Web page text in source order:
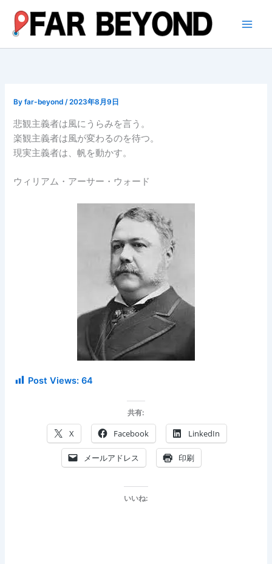
ス
Byfar-beyond/2023年8月9日
悲観主義者は風にうらみを言う。
楽観主義者は風が変わるのを待つ。
現実主義者は、帆を動かす。
ウィリアム・アーサー・ウォード
Post Views: 64
共有:
X Facebook LinkedIn
メールアドレス 印刷
いいね: